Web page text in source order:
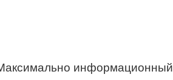
информационный